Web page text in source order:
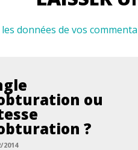
données de vos
ou
?
2014